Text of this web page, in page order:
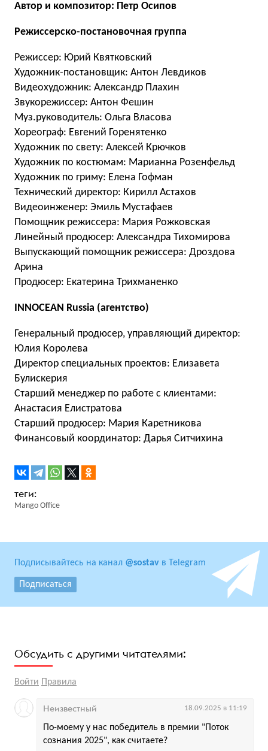
Автор и композитор: Петр Осипов
Режиссерско-постановочная группа
Режиссер: Юрий Квятковский
Художник-постановщик: Антон Левдиков
Видеохудожник: Александр Плахин
Звукорежиссер: Антон Фешин
Муз.руководитель: Ольга Власова
Хореограф: Евгений Горенятенко
Художник по свету: Алексей Крючков
Художник по костюмам: Марианна Розенфельд
Художник по гриму: Елена Гофман
Технический директор: Кирилл Астахов
Видеоинженер: Эмиль Мустафаев
Помощник режиссера: Мария Рожковская
Линейный продюсер: Александра Тихомирова
Выпускающий помощник режиссера: Дроздова
Арина
Продюсер: Екатерина Трихманенко
INNOCEAN Russia (агентство)
Генеральный продюсер, управляющий директор:
Юлия Королева
Директор специальных проектов: Елизавета
Булискерия
Cтарший менеджер по работе с клиентами:
Анастасия Елистратова
Cтарший продюсер: Мария Каретникова
Финансовый координатор: Дарья Ситчихина
Mango Office
Подписывайтесь на канал @sostav в Telegram
Подписаться
Обсудить с другими читателями:
Войти Правила
По-моему у нас победитель в премии "Поток
сознания 2025", как считаете?
Неизвестный 18.09.2025 в 11:19